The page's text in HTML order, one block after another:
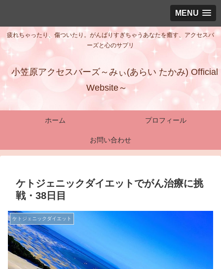
MENU
疲れちゃったり、傷ついたり。がんばりすぎちゃうあなたを癒す、アクセスバ
ーズと心のサプリ
小笠原アクセスバーズ～みぃ(あらい たかみ) Official
Website～
ホーム プロフィール
お問い合わせ
ケトジェニックダイエットでがん治療に挑
戦・38日目
ケトジェニックダイエット